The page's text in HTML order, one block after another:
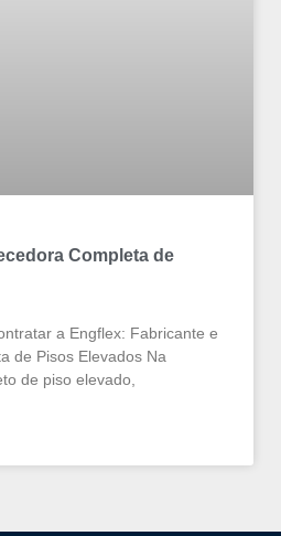
Completa de
a Engflex: Fabricante e
de Pisos Elevados Na
de piso elevado,